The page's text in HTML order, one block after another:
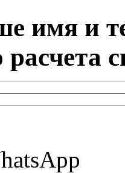
имя и
расчета